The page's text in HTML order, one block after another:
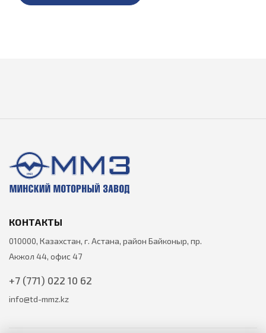
КОНТАКТЫ
010000, Казахстан, г. Астана, район Байконыр, пр.
Акжол 44, офис 47
+7 (771) 022 10 62
info@td-mmz.kz